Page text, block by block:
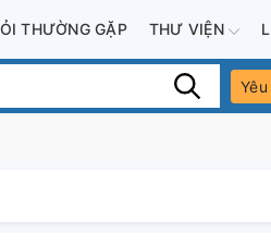
THƯỜNG GẶP THƯ VIỆN